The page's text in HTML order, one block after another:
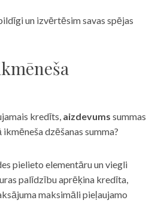
un izvērtēsim savas spējas
kredīts, aizdevums summas
dzēšanas summa?
pielieto elementāru un viegli
palīdzību aprēķina kredīta,
maksimāli pieļaujamo